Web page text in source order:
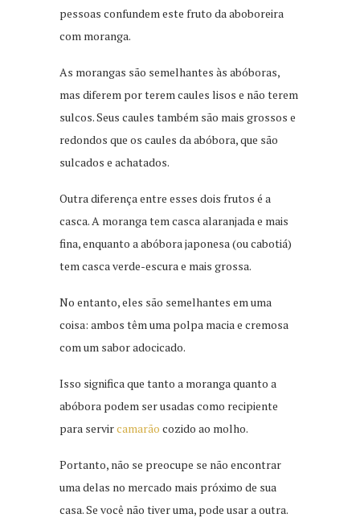
pessoas confundem este fruto da aboboreira
com moranga.
As morangas são semelhantes às abóboras,
mas diferem por terem caules lisos e não terem
sulcos. Seus caules também são mais grossos e
redondos que os caules da abóbora, que são
sulcados e achatados.
Outra diferença entre esses dois frutos é a
casca. A moranga tem casca alaranjada e mais
fina, enquanto a abóbora japonesa (ou cabotiá)
tem casca verde-escura e mais grossa.
No entanto, eles são semelhantes em uma
coisa: ambos têm uma polpa macia e cremosa
com um sabor adocicado.
Isso significa que tanto a moranga quanto a
abóbora podem ser usadas como recipiente
para servircamarão cozido ao molho.
Portanto, não se preocupe se não encontrar
uma delas no mercado mais próximo de sua
casa. Se você não tiver uma, pode usar a outra.